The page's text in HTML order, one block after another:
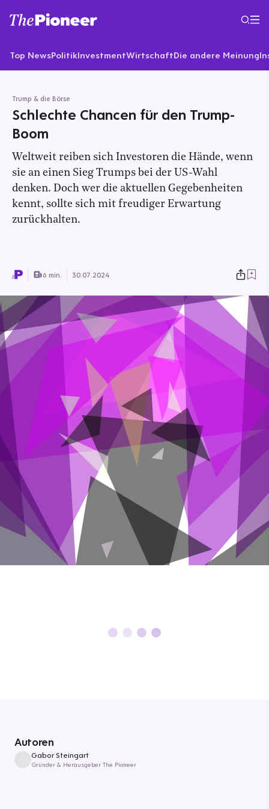
Top NewsPolitikInvestmentWirtschaftDie andere Meinung
Trump & die Börse
Schlechte Chancen für den Trump-
Boom
Weltweit reiben sich Investoren die Hände, wenn
sie an einen Sieg Trumps bei der US-Wahl
denken. Doch wer die aktuellen Gegebenheiten
kennt, sollte sich mit freudiger Erwartung
zurückhalten.
6 min. 30.07.2024
Autoren
Gabor Steingart
Gründer & Herausgeber The Pioneer